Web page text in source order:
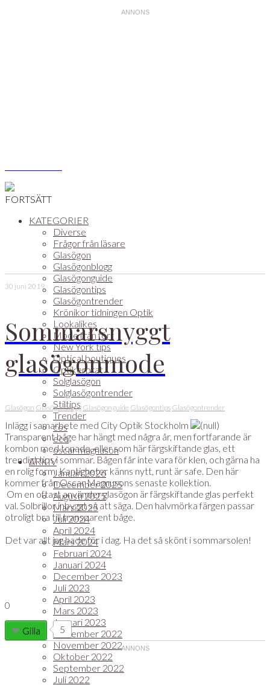
FORTSÄTT
KATEGORIER
Diverse
Frågor från läsare
Glasögon
Glasögonblogg
Glasögonguide
Glasögontips
Glasögontrender
Krönikor tidningen Optik
Lookalikes
Mode från förr
New York tips
Optical boutiques
Optikerprat
Solglasögon
Solglasögontrender
Stiltips
Trender
cos
eco
oscar magnuson
ARKIV
Januari 2026
December 2025
Augusti 2025
Mars 2025
Juli 2024
April 2024
Mars 2024
Februari 2024
Januari 2024
December 2023
Juli 2023
April 2023
Mars 2023
Januari 2023
December 2022
November 2022
Oktober 2022
September 2022
Juli 2022
30 juni 2019
Sommarsnyggt
glasögonmode
Glasögon Glasögonblogg Glasögonguide Glasögontips Glasögontrender
Inlägg i samarbete med City Optik Stockholm
Transparent båge har hängt med några år, men fortfarande är
kombon med tonade, eller som här färgskiftande glas, ett
trendigt tips i sommar. Bågen får inte vara för klen, och gärna ha
en rolig form. Kantigheter känns nytt, runt är safe. Den här
kommer från Oscar Magnusons senaste kollektion.
Om en oftast använder glasögon är färgskiftande glas perfekt
val. Solbrillor inbyggt så att säga. Den halvmörka färgen passar
otroligt bra till transparent båge.
Det var allt jag hade för i dag. Ha det så skönt i sommarsolen!
0
5
Gilla